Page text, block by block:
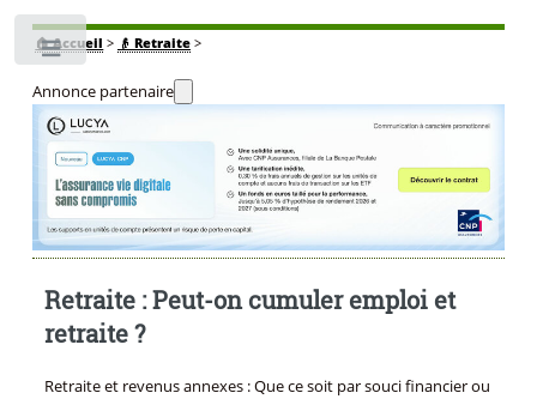
🏠Accueil > 👴 Retraite>
Annonce partenaire
Retraite : Peut-on cumuler emploi et
retraite ?
Retraite et revenus annexes : Que ce soit par souci financier ou
Toggle